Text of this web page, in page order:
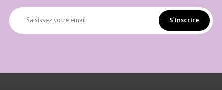
Saisissez votre email S'inscrire